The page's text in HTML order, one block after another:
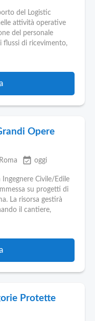
del Logistic
attività operative
del personale
flussi di ricevimento,
Opere
Roma event_available oggi
Civile/Edile
su progetti di
La risorsa gestirà
il cantiere,
Protette